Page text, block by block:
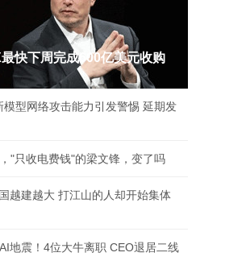
快下周完成600亿美元收购
模型网络攻击能力引发警惕 延期发
"只收电费钱"的梁文锋，变了吗
越建越大 打江山的人却开始集体
地震！4位大牛离职 CEO退居二线